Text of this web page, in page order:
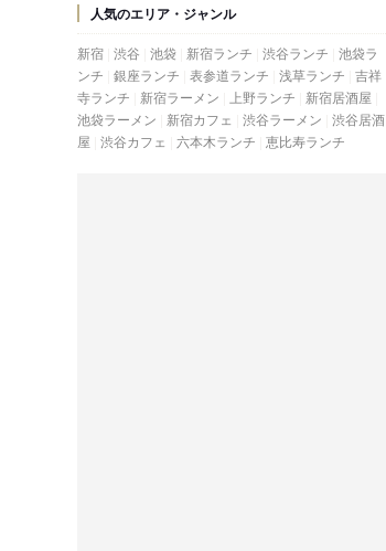
人気のエリア・ジャンル
新宿 渋谷 池袋 新宿ランチ 渋谷ランチ 池袋ラ
ンチ 銀座ランチ 表参道ランチ 浅草ランチ 吉祥
寺ランチ
新宿ラーメン 上野ランチ
新宿居酒屋
池袋ラーメン
新宿カフェ 渋谷ラーメン 渋谷居酒
屋 渋谷カフェ 六本木ランチ 恵比寿ランチ